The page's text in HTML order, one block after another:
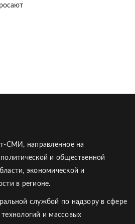
СМИ, направленное на
и общественной
экономической и
в регионе.
службой по надзору в сфере
и массовых